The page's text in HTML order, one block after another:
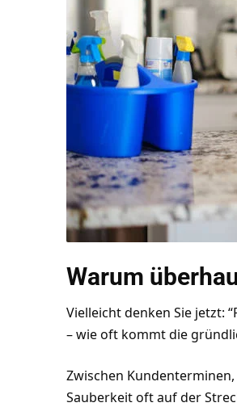
Warum
Vielleicht denken Sie jetzt:
– wie oft kommt die
Zwischen
Sauberkeit oft auf der